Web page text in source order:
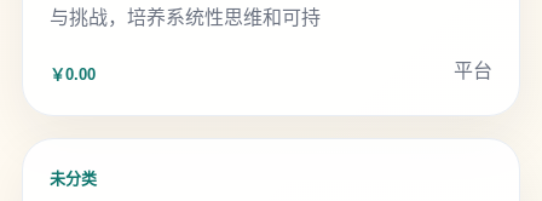
与挑战，培养系统性思维和可持
￥0.00 平台
未分类